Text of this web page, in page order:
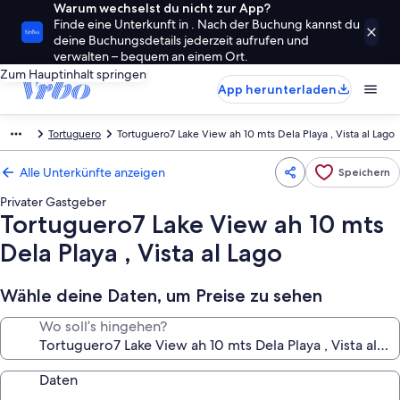
Warum wechselst du nicht zur App?
Finde eine Unterkunft in . Nach der Buchung kannst du
deine Buchungsdetails jederzeit aufrufen und
verwalten – bequem an einem Ort.
Zum Hauptinhalt springen
App herunterladen
Tortuguero Tortuguero7 Lake View ah 10 mts Dela Playa , Vista al Lago
Alle Unterkünfte anzeigen Speichern
Privater Gastgeber
Tortuguero7 Lake View ah 10 mts
Dela Playa , Vista al Lago
Wähle deine Daten, um Preise zu sehen
Wo soll’s hingehen?
Daten